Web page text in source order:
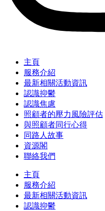
主頁
服務介紹
最新相關活動資訊
認識抑鬱
認識焦慮
照顧者的壓力風險評估
與照顧者同行心得
同路人故事
資源閣
聯絡我們
主頁
服務介紹
最新相關活動資訊
認識抑鬱